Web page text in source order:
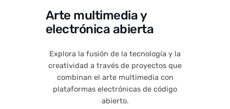
Arte multimedia y
electrónica abierta
Explora la fusión de la tecnología y la
creatividad a través de proyectos que
combinan el arte multimedia con
plataformas electrónicas de código
abierto.